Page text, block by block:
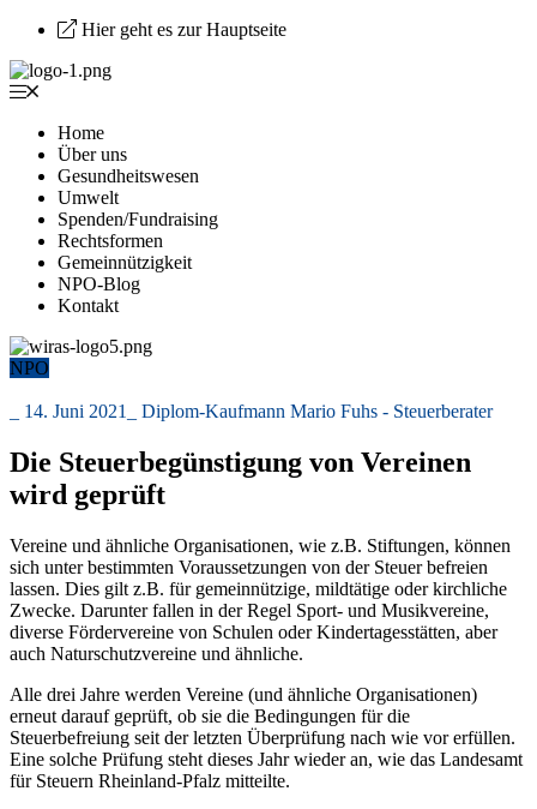
Hier geht es zur Hauptseite
Home
Über uns
Gesundheitswesen
Umwelt
Spenden/Fundraising
Rechtsformen
Gemeinnützigkeit
NPO-Blog
Kontakt
NPO
14. Juni 2021 Diplom-Kaufmann Mario Fuhs - Steuerberater
Die Steuerbegünstigung von Vereinen
wird geprüft
Vereine und ähnliche Organisationen, wie z.B. Stiftungen, können
sich unter bestimmten Voraussetzungen von der Steuer befreien
lassen. Dies gilt z.B. für gemeinnützige, mildtätige oder kirchliche
Zwecke. Darunter fallen in der Regel Sport- und Musikvereine,
diverse Fördervereine von Schulen oder Kindertagesstätten, aber
auch Naturschutzvereine und ähnliche.
Alle drei Jahre werden Vereine (und ähnliche Organisationen)
erneut darauf geprüft, ob sie die Bedingungen für die
Steuerbefreiung seit der letzten Überprüfung nach wie vor erfüllen.
Eine solche Prüfung steht dieses Jahr wieder an, wie das Landesamt
für Steuern Rheinland-Pfalz mitteilte.